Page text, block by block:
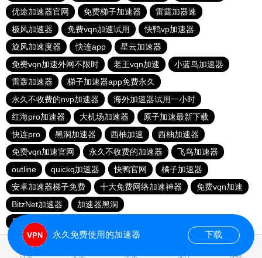
优途加速器官网
免费梯子加速器
雷霆加器速
极风加速器
免费vqn加速试用
快鸭vp加速器
旋风加速度器
快连app
星云加速器
免费vqn加速外网不限时
老王vqn加速
小蓝鸟加速器
雷轰加速器
梯子加速器app免费永久
永久不收费的nvp加速器
海外加速器试用一小时
红海pro加速器
大机场加速器
原子加速最新下载
快连pro
黑洞加速器 西柚加速
西柚加速器
免费vqn加速官网
永久不收费的加速器
飞鸟加速器
outline
quickq加速器 快鸭官网
橘子加速器
安卓加速器梯子免费
十大免费网络加速神器
免费vqn加速
BitzNet加速器
加速器黑洞
暴雪vp永久免费加速器下载官网
首页 安卓 苹果 排行 推荐
永久免费使用的加速器 下载
0.024336s